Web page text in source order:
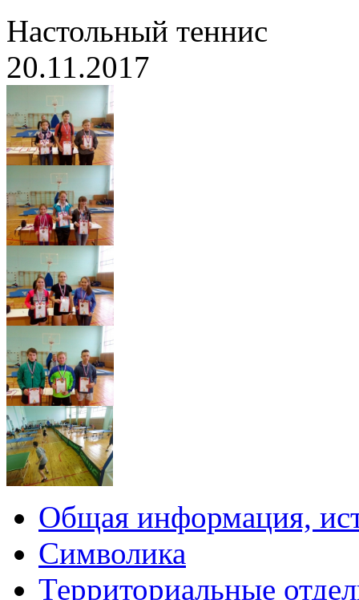
Настольный теннис
20.11.2017
Общая информация,
Символика
Территориальные